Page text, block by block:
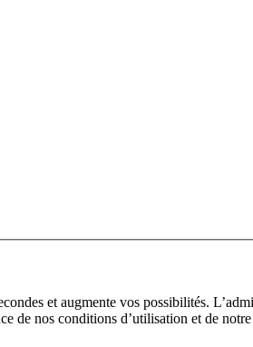
et augmente vos possibilités.
de nos conditions d’utilisation et de